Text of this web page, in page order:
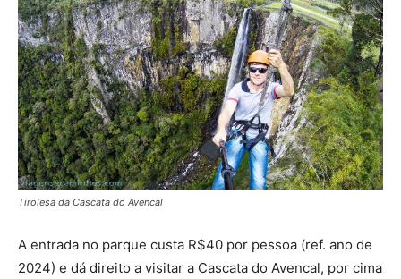
Tirolesa da Cascata do Avencal
A entrada no parque custa R$40 por pessoa (ref. ano de
2024) e dá direito a visitar a Cascata do Avencal, por cima